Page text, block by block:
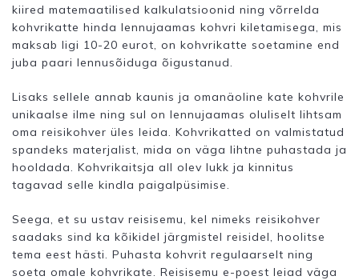
kiired matemaatilised kalkulatsioonid ning võrrelda
kohvrikatte hinda lennujaamas kohvri kiletamisega, mis
maksab ligi 10-20 eurot, on kohvrikatte soetamine end
juba paari lennusõiduga õigustanud.
Lisaks sellele annab kaunis ja omanäoline kate kohvrile
unikaalse ilme ning sul on lennujaamas oluliselt lihtsam
oma reisikohver üles leida. Kohvrikatted on valmistatud
spandeks materjalist, mida on väga lihtne puhastada ja
hooldada. Kohvrikaitsja all olev lukk ja kinnitus
tagavad selle kindla paigalpüsimise.
Seega, et su ustav reisisemu, kel nimeks reisikohver
saadaks sind ka kõikidel järgmistel reisidel, hoolitse
tema eest hästi. Puhasta kohvrit regulaarselt ning
soeta omale kohvrikate. Reisisemu e-poest leiad väga